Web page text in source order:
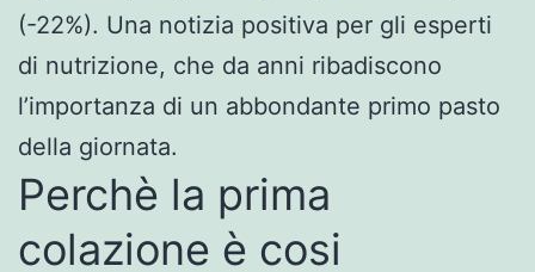
(-22%). Una notizia positiva per gli esperti
di nutrizione, che da anni ribadiscono
l’importanza di un abbondante primo pasto
della giornata.
Perchè la prima
colazione è cosi